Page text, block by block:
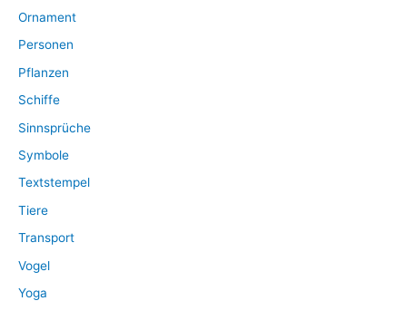
Ornament
Personen
Pflanzen
Schiffe
Sinnsprüche
Symbole
Textstempel
Tiere
Transport
Vogel
Yoga